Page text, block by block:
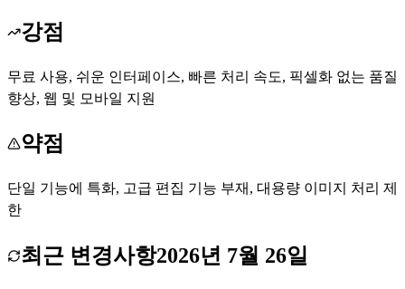
강점
무료 사용, 쉬운 인터페이스, 빠른 처리 속도, 픽셀화 없는 품질
향상, 웹 및 모바일 지원
약점
단일 기능에 특화, 고급 편집 기능 부재, 대용량 이미지 처리 제
한
최근 변경사항2026년 7월 26일